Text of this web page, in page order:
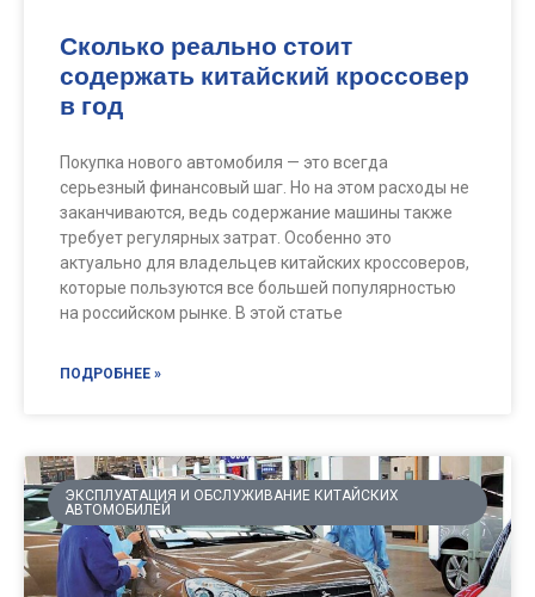
Сколько реально стоит
содержать китайский кроссовер
в год
Покупка нового автомобиля — это всегда
серьезный финансовый шаг. Но на этом расходы не
заканчиваются, ведь содержание машины также
требует регулярных затрат. Особенно это
актуально для владельцев китайских кроссоверов,
которые пользуются все большей популярностью
на российском рынке. В этой статье
ПОДРОБНЕЕ »
ЭКСПЛУАТАЦИЯ И ОБСЛУЖИВАНИЕ КИТАЙСКИХ
АВТОМОБИЛЕЙ